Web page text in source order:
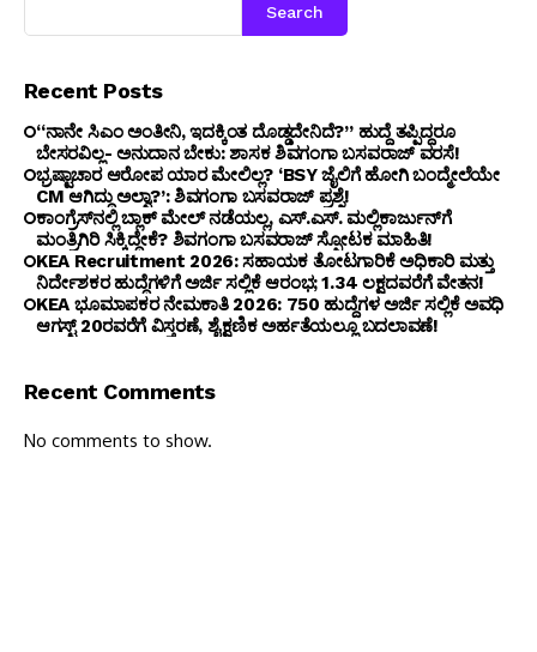
Search
Recent Posts
“ನಾನೇ ಸಿಎಂ ಅಂತೀನಿ, ಇದಕ್ಕಿಂತ ದೊಡ್ಡದೇನಿದೆ?” ಹುದ್ದೆ ತಪ್ಪಿದ್ದರೂ
ಬೇಸರವಿಲ್ಲ- ಅನುದಾನ ಬೇಕು: ಶಾಸಕ ಶಿವಗಂಗಾ ಬಸವರಾಜ್ ವರಸೆ!
ಭ್ರಷ್ಟಾಚಾರ ಆರೋಪ ಯಾರ ಮೇಲಿಲ್ಲ? ‘BSY ಜೈಲಿಗೆ ಹೋಗಿ ಬಂದ್ಮೇಲೆಯೇ
CM ಆಗಿದ್ದು ಅಲ್ವಾ?’: ಶಿವಗಂಗಾ ಬಸವರಾಜ್ ಪ್ರಶ್ನೆ!
ಕಾಂಗ್ರೆಸ್‌ನಲ್ಲಿ ಬ್ಲಾಕ್ ಮೇಲ್ ನಡೆಯಲ್ಲ, ಎಸ್.ಎಸ್. ಮಲ್ಲಿಕಾರ್ಜುನ್‌ಗೆ
ಮಂತ್ರಿಗಿರಿ ಸಿಕ್ಕಿದ್ದೇಕೆ? ಶಿವಗಂಗಾ ಬಸವರಾಜ್ ಸ್ಫೋಟಕ ಮಾಹಿತಿ!
KEA Recruitment 2026: ಸಹಾಯಕ ತೋಟಗಾರಿಕೆ ಅಧಿಕಾರಿ ಮತ್ತು
ನಿರ್ದೇಶಕರ ಹುದ್ದೆಗಳಿಗೆ ಅರ್ಜಿ ಸಲ್ಲಿಕೆ ಆರಂಭ; ₹1.34 ಲಕ್ಷದವರೆಗೆ ವೇತನ!
KEA ಭೂಮಾಪಕರ ನೇಮಕಾತಿ 2026: 750 ಹುದ್ದೆಗಳ ಅರ್ಜಿ ಸಲ್ಲಿಕೆ ಅವಧಿ
ಆಗಸ್ಟ್ 20ರವರೆಗೆ ವಿಸ್ತರಣೆ, ಶೈಕ್ಷಣಿಕ ಅರ್ಹತೆಯಲ್ಲೂ ಬದಲಾವಣೆ!
Recent Comments
No comments to show.